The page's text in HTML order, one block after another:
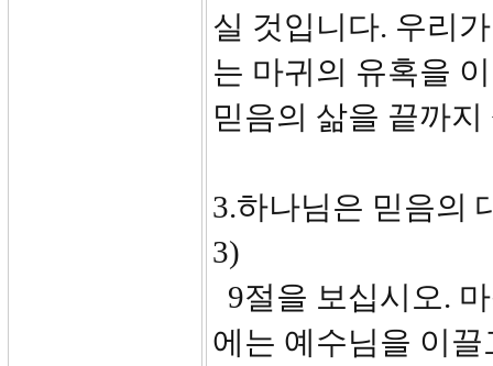
실 것입니다. 우리
는 마귀의 유혹을
믿음의 삶을 끝까
3.하나님은 믿음의
3)
9절을 보십시오.
에는 예수님을 이